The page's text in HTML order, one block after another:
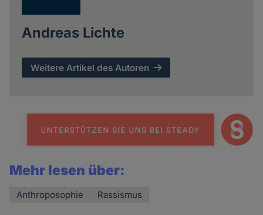
Andreas Lichte
Weitere Artikel des Autoren
Mehr lesen über:
Anthroposophie Rassismus